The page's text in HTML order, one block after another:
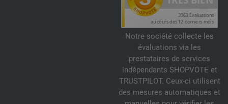
Notre société collecte les
évaluations via les
prestataires de services
indépendants SHOPVOTE et
TRUSTPILOT. Ceux-ci utilisent
des mesures automatiques et